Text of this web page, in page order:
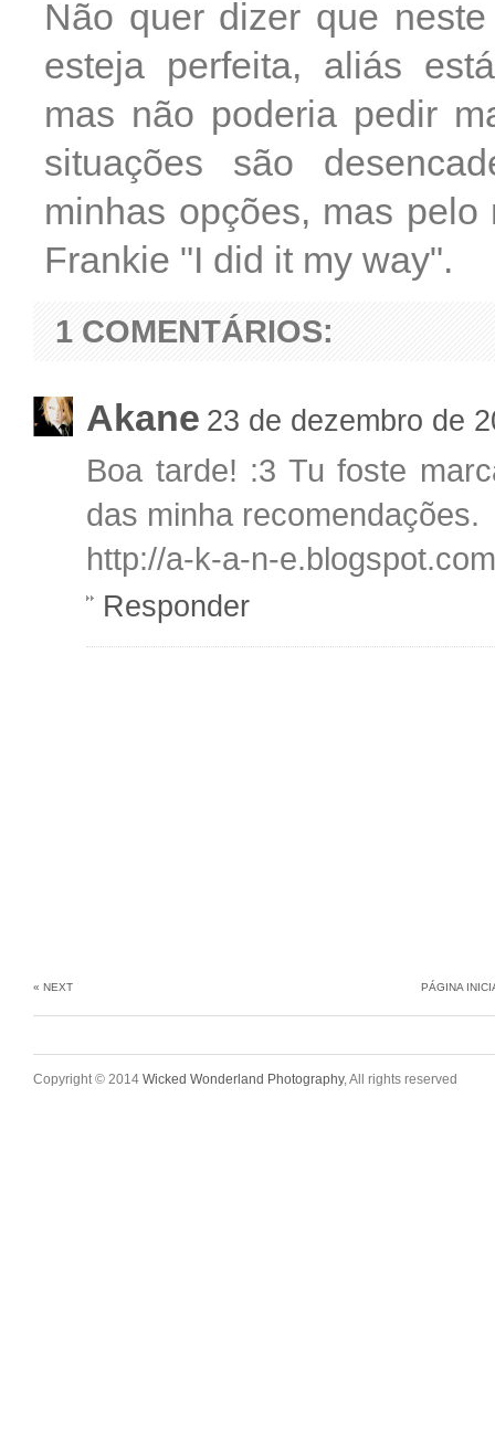
Não quer dizer que
esteja perfeita, aliás
mas não poderia pedir
situações são
minhas opções, mas
Frankie "I did it my way".
1 COMENTÁRIOS:
Akane 23 de dezembro de
Boa tarde! :3 Tu foste
das minha recomendações.
http://a-k-a-n-
Responder
« NEXT PÁGINA
Copyright © 2014 Wicked Wonderland Photography, All rights reserved